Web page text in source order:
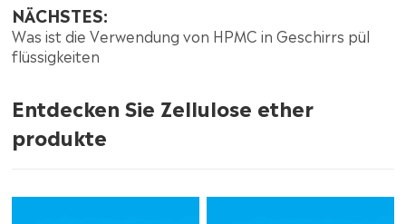
NÄCHSTES:
Was ist die Verwendung von HPMC in Geschirrs pül
flüssigkeiten
Entdecken Sie Zellulose ether
produkte